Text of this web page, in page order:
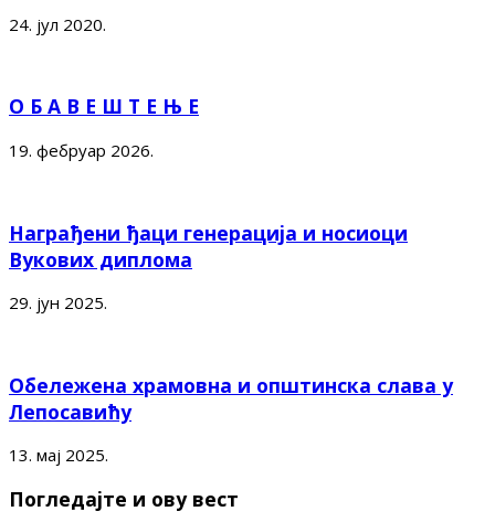
24. јул 2020.
О Б А В Е Ш Т Е Њ Е
19. фебруар 2026.
Награђени ђаци генерација и носиоци
Вукових диплома
29. јун 2025.
Обележена храмовна и општинска слава у
Лепосавићу
13. мај 2025.
Погледајте и ову вест